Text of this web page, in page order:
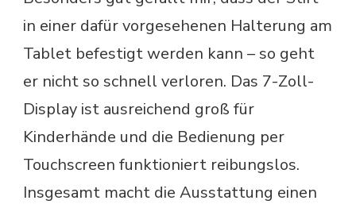
in einer dafür vorgesehenen Halterung am
Tablet befestigt werden kann – so geht
er nicht so schnell verloren. Das 7-Zoll-
Display ist ausreichend groß für
Kinderhände und die Bedienung per
Touchscreen funktioniert reibungslos.
Insgesamt macht die Ausstattung einen